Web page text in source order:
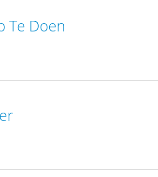
Te Doen